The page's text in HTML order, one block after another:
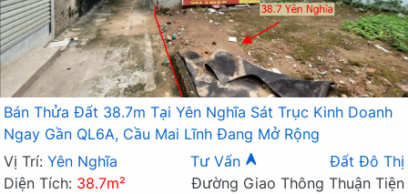
Bán Thửa Đất 38.7m Tại Yên Nghĩa Sát Trục Kinh Doanh
Ngay Gần QL6A, Cầu Mai Lĩnh Đang Mở Rộng
Vị Trí: Yên Nghĩa Tư Vấn
Đất Đô Thị
Diện Tích: 38.7m²
Đường Giao Thông Thuận Tiện